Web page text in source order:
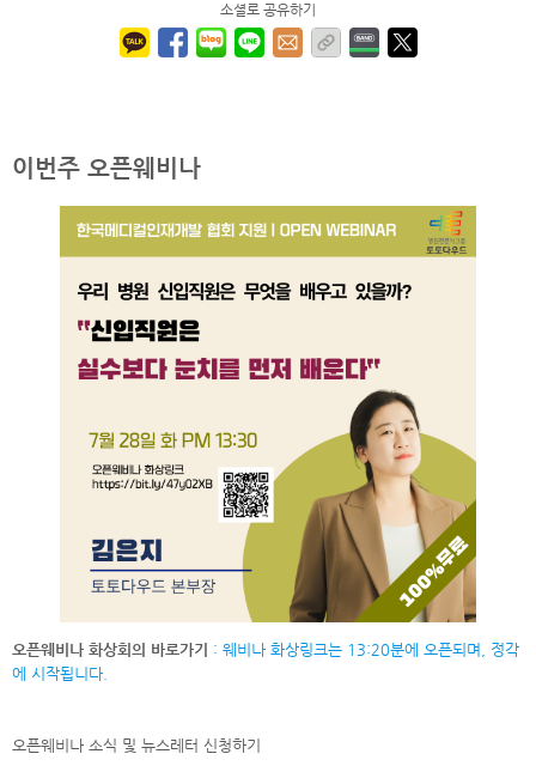
소셜로 공유하기
이번주 오픈웨비나
오픈웨비나 화상회의 바로가기 : 웨비나 화상링크는 13:20분에 오픈되며, 정각
에 시작됩니다.
오픈웨비나 소식 및 뉴스레터 신청하기